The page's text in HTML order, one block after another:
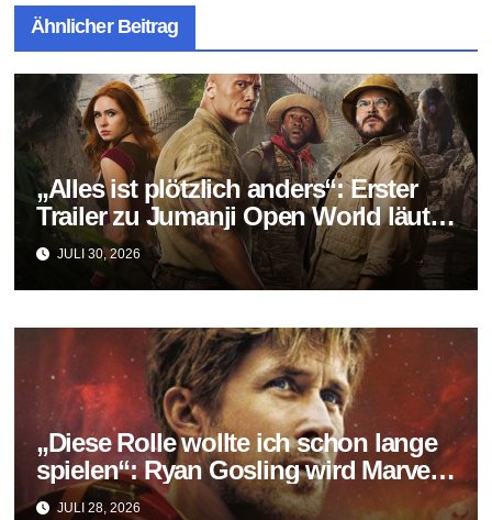
Ähnlicher Beitrag
„Alles ist plötzlich anders“: Erster
Trailer zu Jumanji Open World läutet
das Finale der Reihe ein
JULI 30, 2026
„Diese Rolle wollte ich schon lange
spielen“: Ryan Gosling wird Marvels
neuer Ghost Rider
JULI 28, 2026